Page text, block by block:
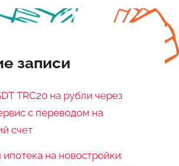
записи
TRC20 на рубли через
с переводом на
счет
на новостройки: